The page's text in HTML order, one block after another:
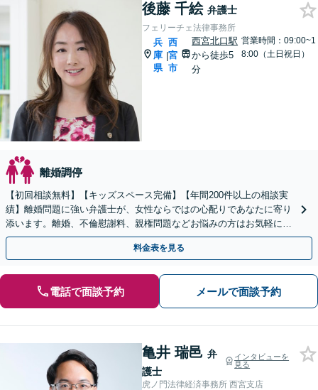
後藤 千絵 弁護士
フェリーチェ法律事務所
兵
庫
県
|
西
宮
市
西宮北口駅
から徒歩5
分
営業時間：09:00~1
8:00（土日祝日）
離婚調停
【初回相談無料】【キッズスペース完備】【年間200件以上の相談実
績】離婚問題に強い弁護士が、女性ならではの心配りであなたに寄り
添います。離婚、不倫慰謝料、親権問題などお悩みの方はお気軽にご
相談ください。
料金表を見る
電話で面談予約 メールで面談予約
亀井 瑞邑 弁
護士
インタビューを
見る
虎ノ門法律経済事務所 西宮支店